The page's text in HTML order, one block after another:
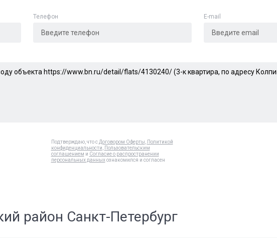
Телефон E-mail
Подтверждаю, что с Договором Оферты
Политикой
конфиденциальности
Пользовательским
соглашением и Согласие о распространении
персональных данныхознакомился и согласен
район Санкт-Петербург